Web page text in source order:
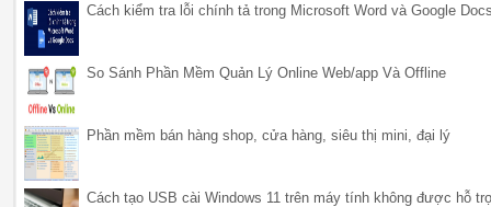
Cách kiểm tra lỗi chính tả trong Microsoft Word và Google
So Sánh Phần Mềm Quản Lý Online Web/app Và Offline
Phần mềm bán hàng shop, cửa hàng, siêu thị mini, đại lý
Cách tạo USB cài Windows 11 trên máy tính không được hỗ